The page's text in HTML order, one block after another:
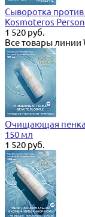
Сыворотка
Kosmoteros
1 520 руб.
Все товары линии
Очищающая пенка
150 мл
1 520 руб.